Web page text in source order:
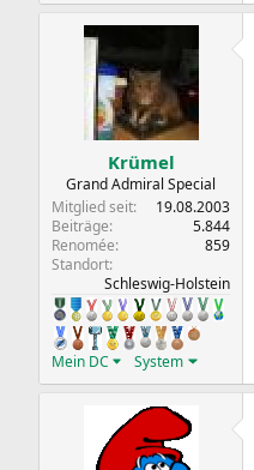
Krümel
Grand Admiral Special
Mitglied seit
19.08.2003
Beiträge
5.844
Renomée
859
Standort
Schleswig-Holstein
Mein DC System